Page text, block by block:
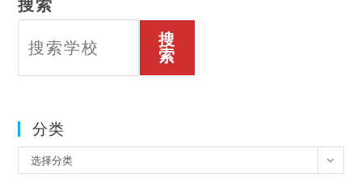
样
搜索
搜
索
分类
类
选择分类